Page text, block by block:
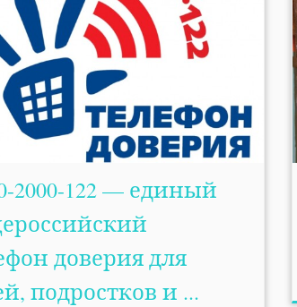
2000-122 — единый
доверия для
подростков и ...